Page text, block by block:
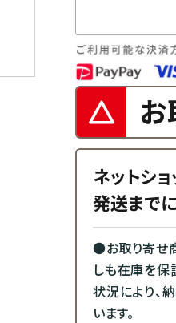
お
ネットシ
発送まで
●お取り寄せ
しも在庫を保
状況により、
います。